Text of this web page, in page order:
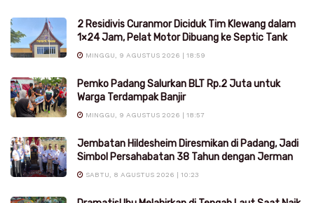
2 Residivis Curanmor Diciduk Tim Klewang dalam
1×24 Jam, Pelat Motor Dibuang ke Septic Tank
MINGGU, 9 AGUSTUS 2026 | 18:59
Pemko Padang Salurkan BLT Rp.2 Juta untuk
Warga Terdampak Banjir
MINGGU, 9 AGUSTUS 2026 | 18:57
Jembatan Hildesheim Diresmikan di Padang, Jadi
Simbol Persahabatan 38 Tahun dengan Jerman
SABTU, 8 AGUSTUS 2026 | 10:23